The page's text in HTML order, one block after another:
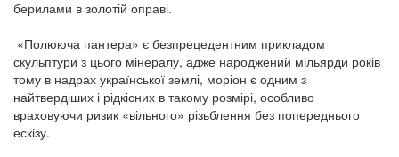
берилами в золотій оправі.
«Полююча пантера» є безпрецедентним прикладом
скульптури з цього мінералу, адже народжений мільярди років
тому в надрах української землі, моріон є одним з
найтвердіших і рідкісних в такому розмірі, особливо
враховуючи ризик «вільного» різьблення без попереднього
ескізу.